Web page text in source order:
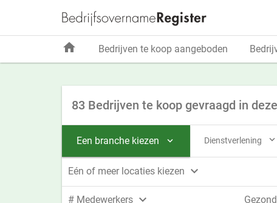
83 Bedrijven te koop gevraagd in
Een branche kiezen  Dienstverlening 
Eén of meer locaties kiezen 
# Medewerkers 
home Bedrijven te koop aangeboden